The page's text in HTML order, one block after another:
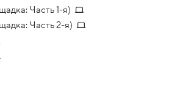
Часть 1-я)
Часть 2-я)